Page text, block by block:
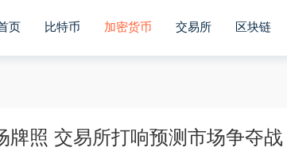
页 比特币 加密货币 交易所 区块链
牌照 交易所打响预测市场争夺战